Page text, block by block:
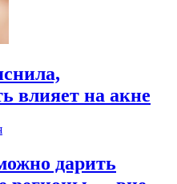
влияет на акне
дарить